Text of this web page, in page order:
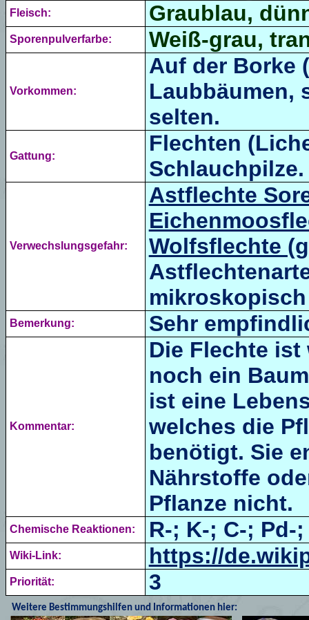
Fleisch: Graublau,
Sporenpulverfarbe: Weiß-grau,
Vorkommen:
Auf der Borke
Laubbäumen,
selten.
Gattung:
Flechten
Schlauchpilze.
Verwechslungsgefahr:
Astflechte
Wolfsflechte
Bemerkung: Sehr
Kommentar:
Die Flechte ist
noch ein
ist eine
welches die
benötigt. Sie
Nährstoffe
Pflanze nicht.
Chemische Reaktionen: R-; K-; C-; Pd-;
Wiki-Link: https://
Priorität: 3
Weitere Bestimmungshilfen und Informationen hier: